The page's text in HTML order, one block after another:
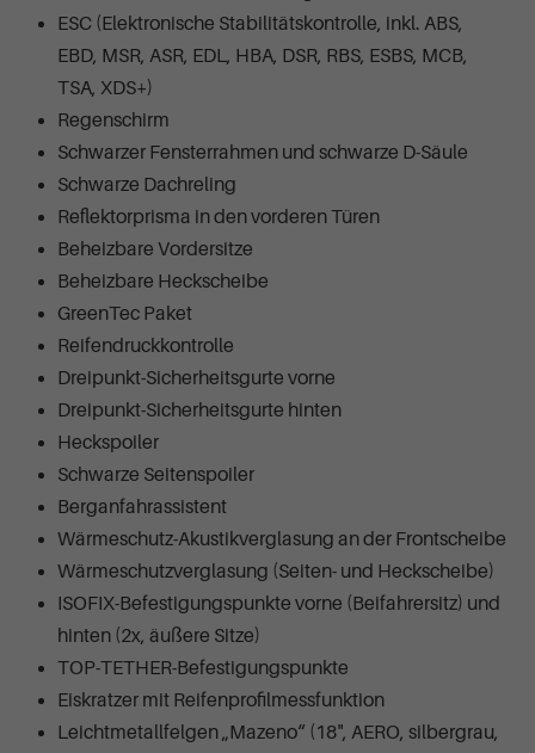
ESC (Elektronische Stabilitätskontrolle, inkl. ABS,
EBD, MSR, ASR, EDL, HBA, DSR, RBS, ESBS, MCB,
TSA, XDS+)
Regenschirm
Schwarzer Fensterrahmen und schwarze D-Säule
Schwarze Dachreling
Reflektorprisma in den vorderen Türen
Beheizbare Vordersitze
Beheizbare Heckscheibe
GreenTec Paket
Reifendruckkontrolle
Dreipunkt-Sicherheitsgurte vorne
Dreipunkt-Sicherheitsgurte hinten
Heckspoiler
Schwarze Seitenspoiler
Berganfahrassistent
Wärmeschutz-Akustikverglasung an der Frontscheibe
Wärmeschutzverglasung (Seiten- und Heckscheibe)
ISOFIX-Befestigungspunkte vorne (Beifahrersitz) und
hinten (2x, äußere Sitze)
TOP-TETHER-Befestigungspunkte
Eiskratzer mit Reifenprofilmessfunktion
Leichtmetallfelgen „Mazeno“ (18", AERO, silbergrau,